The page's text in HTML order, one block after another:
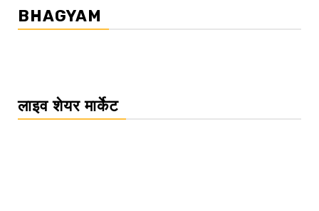
BHAGYAM
लाइव शेयर मार्केट